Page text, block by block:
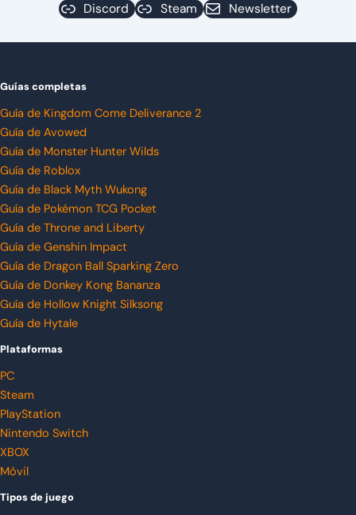
Discord
Steam Newsletter
Guías completas
Guía de Kingdom Come Deliverance 2
Guía de Avowed
Guía de Monster Hunter Wilds
Guía de Roblox
Guía de Black Myth Wukong
Guía de Pokémon TCG Pocket
Guía de Throne and Liberty
Guía de Genshin Impact
Guía de Dragon Ball Sparking Zero
Guía de Donkey Kong Bananza
Guía de Hollow Knight Silksong
Guía de Hytale
Plataformas
PC
Steam
PlayStation
Nintendo Switch
XBOX
Móvil
Tipos de juego